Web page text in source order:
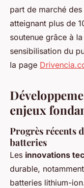
part de marché
atteignant plus de
soutenue grâce à
sensibilisation du
la page
enjeux
Progrès récents
batteries
Les innovations
durable,
batteries lithium-